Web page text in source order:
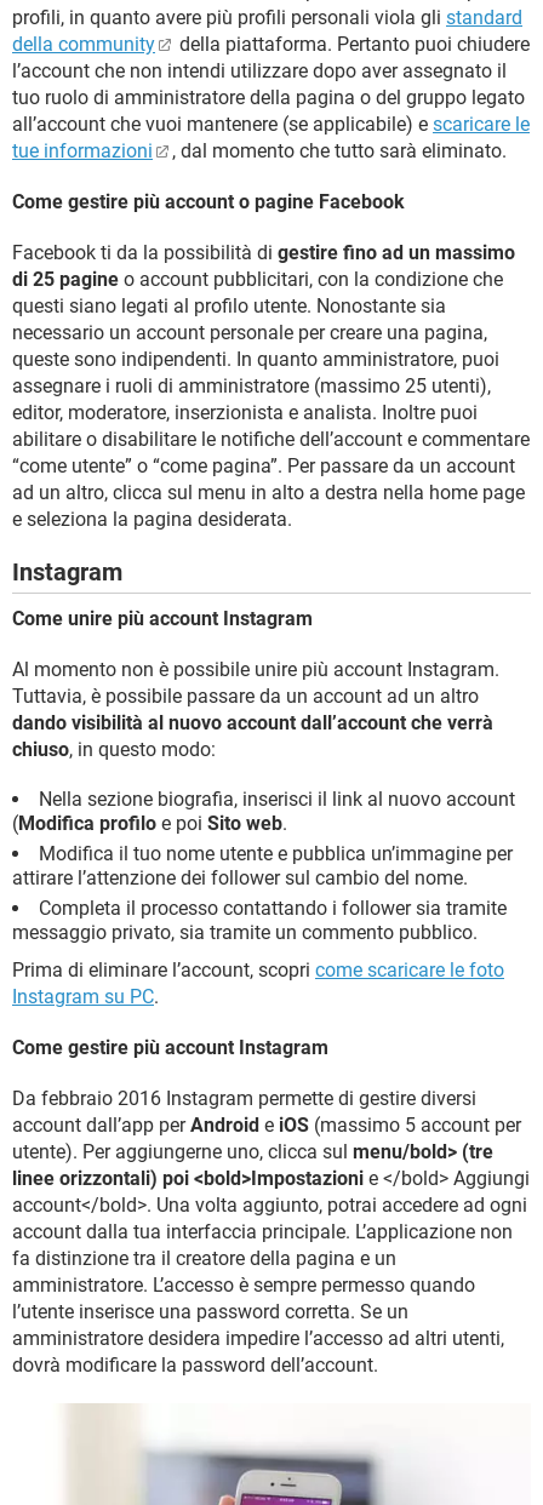
profili, in quanto avere più profili personali viola gli standard
della community
della piattaforma. Pertanto puoi chiudere
l’account che non intendi utilizzare dopo aver assegnato il
tuo ruolo di amministratore della pagina o del gruppo legato
all’account che vuoi mantenere (se applicabile) e scaricare le
tue informazioni
, dal momento che tutto sarà eliminato.
Come gestire più account o pagine Facebook
Facebook ti da la possibilità di gestire fino ad un massimo
di 25 pagine o account pubblicitari, con la condizione che
questi siano legati al profilo utente. Nonostante sia
necessario un account personale per creare una pagina,
queste sono indipendenti. In quanto amministratore, puoi
assegnare i ruoli di amministratore (massimo 25 utenti),
editor, moderatore, inserzionista e analista. Inoltre puoi
abilitare o disabilitare le notifiche dell’account e commentare
“come utente” o “come pagina”. Per passare da un account
ad un altro, clicca sul menu in alto a destra nella home page
e seleziona la pagina desiderata.
Instagram
Come unire più account Instagram
Al momento non è possibile unire più account Instagram.
Tuttavia, è possibile passare da un account ad un altro
dando visibilità al nuovo account dall’account che verrà
chiuso, in questo modo:
Nella sezione biografia, inserisci il link al nuovo account
(Modifica profilo e poi Sito web.
Modifica il tuo nome utente e pubblica un’immagine per
attirare l’attenzione dei follower sul cambio del nome.
Completa il processo contattando i follower sia tramite
messaggio privato, sia tramite un commento pubblico.
Prima di eliminare l’account, scopri come scaricare le foto
Instagram su PC.
Come gestire più account Instagram
Da febbraio 2016 Instagram permette di gestire diversi
account dall’app perAndroid e iOS (massimo 5 account per
utente). Per aggiungerne uno, clicca sul menu/bold> (tre
linee orizzontali) poi <bold>Impostazioni e </bold> Aggiungi
account</bold>. Una volta aggiunto, potrai accedere ad ogni
account dalla tua interfaccia principale. L’applicazione non
fa distinzione tra il creatore della pagina e un
amministratore. L’accesso è sempre permesso quando
l’utente inserisce una password corretta. Se un
amministratore desidera impedire l’accesso ad altri utenti,
dovrà modificare la password dell’account.